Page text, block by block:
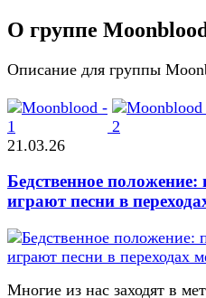
О группе
Описание для группы
21.03.26
Бедственное
играют песни в
Многие из нас заходят в